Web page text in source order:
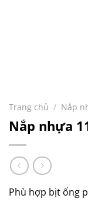
Trang chủ / Nắp
Nắp nhựa
Phù hợp bịt ống